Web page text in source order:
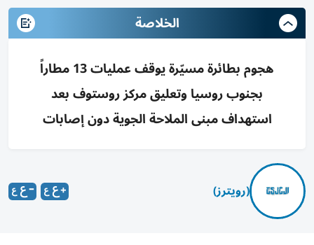
الخلاصة
هجوم بطائرة مسيّرة يوقف عمليات 13 مطاراً
بجنوب روسيا وتعليق مركز روستوف بعد
استهداف مبنى الملاحة الجوية دون إصابات
(رويترز)